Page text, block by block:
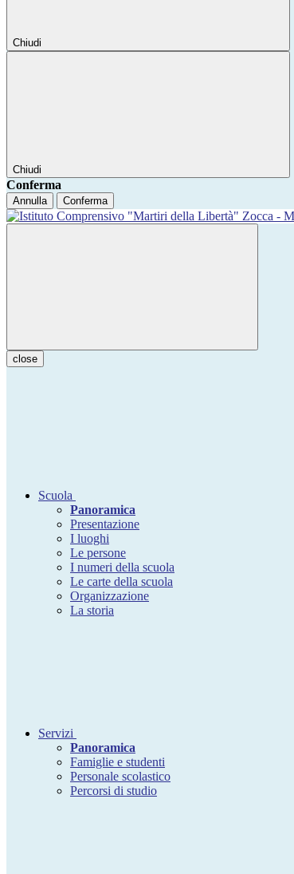
Chiudi
Chiudi
Conferma
Annulla Conferma
close
Scuola
Panoramica
Presentazione
I luoghi
Le persone
I numeri della scuola
Le carte della scuola
Organizzazione
La storia
Servizi
Panoramica
Famiglie e studenti
Personale scolastico
Percorsi di studio